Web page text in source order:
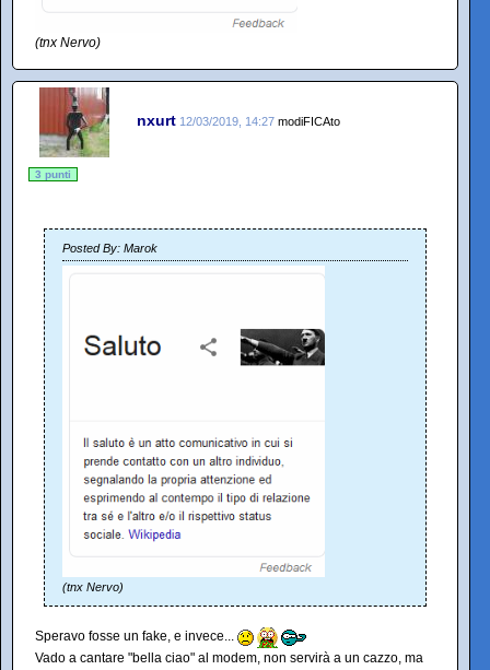
(tnx Nervo)
nxurt 12/03/2019, 14:27 modiFICAto
3 punti
Posted By: Marok
(tnx Nervo)
Speravo fosse un fake, e invece...
Vado a cantare "bella ciao" al modem, non servirà a un cazzo, ma